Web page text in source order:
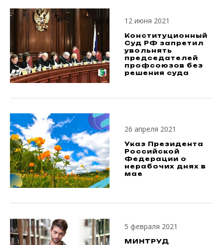
12 июня 2021
Конституционный
Суд РФ запретил
увольнять
председателей
профсоюзов без
решения суда
26 апреля 2021
Указ Президента
Российской
Федерации о
нерабочих днях в
мае
5 февраля 2021
МИНТРУД